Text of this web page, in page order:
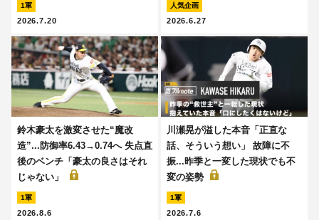
1軍
2026.7.20
人気企画
2026.6.27
鈴木豪太を激変させた“魔改
造”...防御率6.43→0.74へ 失点直
後のベンチ「豪太の良さはそれ
じゃない」
1軍
2026.8.6
川瀬晃が溢した本音「正直な
話、そういう想い」 故障に不
振...昨季と一変した現状でも不
変の姿勢
1軍
2026.7.6